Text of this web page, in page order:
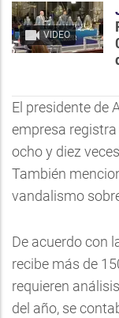
VIDEO
El presidente de
empresa
ocho y diez
También
vandalismo
De acuerdo con
recibe más de
requieren
del año, se